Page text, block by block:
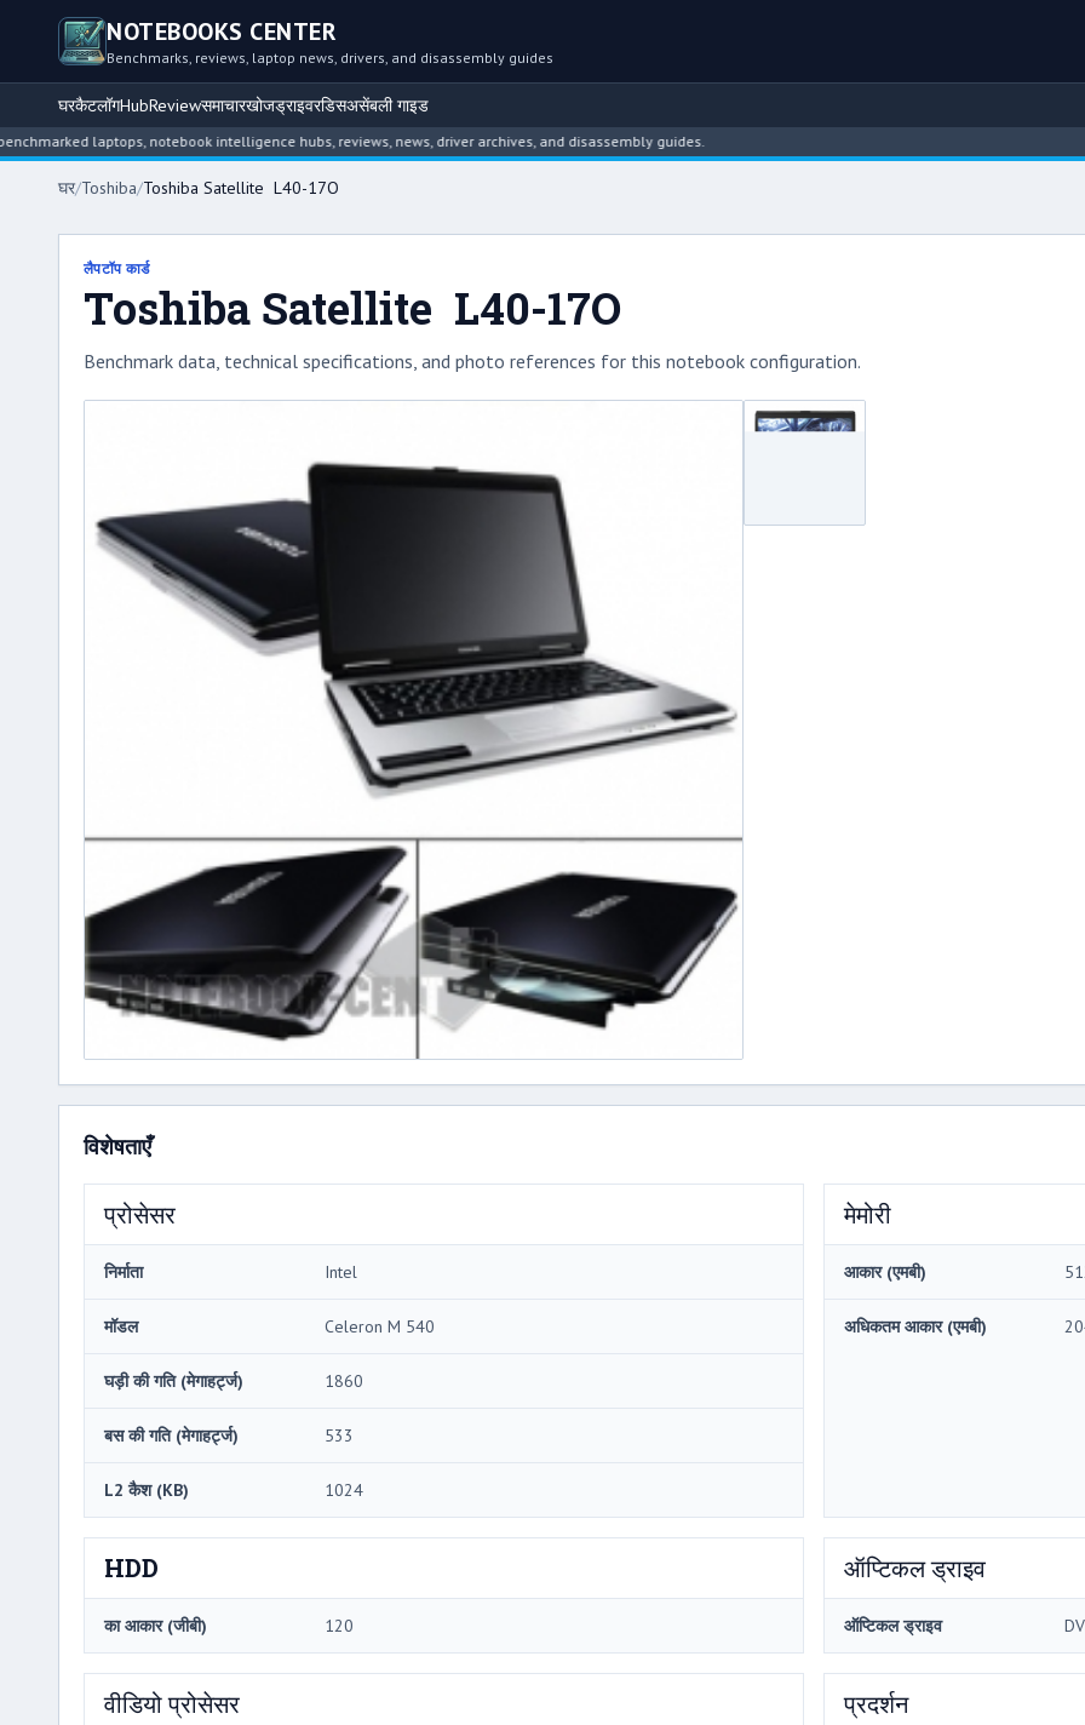
NOTEBOOKS CENTER
Benchmarks, reviews, laptop news, drivers, and disassembly guides
घरकैटलॉगHubReviewसमाचारखोजड्राइवरडिसअसेंबली गाइड
laptops, notebook intelligence hubs, reviews, news, driver archives, and disassembly guides.
घर/Toshiba/Toshiba Satellite L40-17O
लैपटॉप कार्ड
Toshiba Satellite L40-17O
Benchmark data, technical specifications, and photo references for this notebook configuration.
विशेषताएँ
प्रोसेसर
निर्माता Intel
मॉडल Celeron M 540
घड़ी की गति (मेगाहर्ट्ज) 1860
बस की गति (मेगाहर्ट्ज) 533
L2 कैश (KB) 1024
मेमोरी
आकार (एमबी)
अधिकतम आकार (एमबी)
HDD
का आकार (जीबी) 120
ऑप्टिकल ड्राइव
ऑप्टिकल ड्राइव
वीडियो प्रोसेसर प्रदर्शन